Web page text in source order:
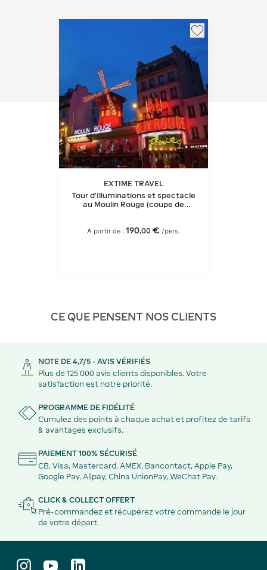
EXTIME TRAVEL
Tour d'Illuminations et spectacle
au Moulin Rouge (coupe de
A partir de :190,00 € /pers.
CE QUE PENSENT NOS CLIENTS
NOTE DE 4,7/5 - AVIS VÉRIFIÉS
Plus de 125 000 avis clients disponibles. Votre
satisfaction est notre priorité.
PROGRAMME DE FIDÉLITÉ
Cumulez des points à chaque achat et profitez de tarifs
& avantages exclusifs.
PAIEMENT 100% SÉCURISÉ
CB, Visa, Mastercard, AMEX, Bancontact, Apple Pay,
Google Pay, Alipay, China UnionPay, WeChat Pay.
CLICK & COLLECT OFFERT
Pré-commandez et récupérez votre commande le jour
de votre départ.